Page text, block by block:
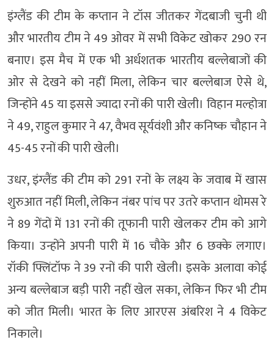
इंग्लैंड की टीम के कप्तान ने टॉस जीतकर गेंदबाजी चुनी थी
और भारतीय टीम ने 49 ओवर में सभी विकेट खोकर 290 रन
बनाए। इस मैच में एक भी अर्धशतक भारतीय बल्लेबाजों की
ओर से देखने को नहीं मिला, लेकिन चार बल्लेबाज ऐसे थे,
जिन्होंने 45 या इससे ज्यादा रनों की पारी खेली। विहान मल्होत्रा
ने 49, राहुल कुमार ने 47, वैभव सूर्यवंशी और कनिष्क चौहान ने
45-45 रनों की पारी खेली।
उधर, इंग्लैंड की टीम को 291 रनों के लक्ष्य के जवाब में खास
शुरुआत नहीं मिली, लेकिन नंबर पांच पर उतरे कप्तान थोमस रे
ने 89 गेंदों में 131 रनों की तूफानी पारी खेलकर टीम को आगे
किया। उन्होंने अपनी पारी में 16 चौके और 6 छक्के लगाए।
रॉकी फ्लिंटॉफ ने 39 रनों की पारी खेली। इसके अलावा कोई
अन्य बल्लेबाज बड़ी पारी नहीं खेल सका, लेकिन फिर भी टीम
को जीत मिली। भारत के लिए आरएस अंबरिश ने 4 विकेट
निकाले।